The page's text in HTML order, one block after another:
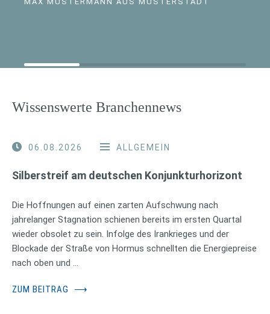
Wissenswerte Branchennews
06.08.2026 ALLGEMEIN
Silberstreif am deutschen Konjunkturhorizont
Die Hoffnungen auf einen zarten Aufschwung nach
jahrelanger Stagnation schienen bereits im ersten Quartal
wieder obsolet zu sein. Infolge des Irankrieges und der
Blockade der Straße von Hormus schnellten die Energiepreise
nach oben und …
ZUM BEITRAG ⟶